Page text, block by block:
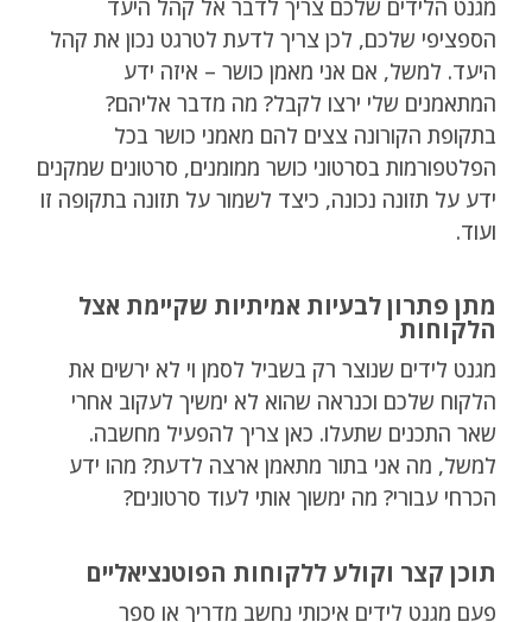
מגנט הלידים שלכם צריך לדבר אל קהל היעד
הספציפי שלכם, לכן צריך לדעת לטרגט נכון את קהל
היעד. למשל, אם אני מאמן כושר – איזה ידע
המתאמנים שלי ירצו לקבל? מה מדבר אליהם?
בתקופת הקורונה צצים להם מאמני כושר בכל
הפלטפורמות בסרטוני כושר ממומנים, סרטונים שמקנים
ידע על תזונה נכונה, כיצד לשמור על תזונה בתקופה זו
ועוד.
מתן פתרון לבעיות אמיתיות שקיימת אצל
הלקוחות
מגנט לידים שנוצר רק בשביל לסמן וי לא ירשים את
הלקוח שלכם וכנראה שהוא לא ימשיך לעקוב אחרי
שאר התכנים שתעלו. כאן צריך להפעיל מחשבה.
למשל, מה אני בתור מתאמן ארצה לדעת? מהו ידע
הכרחי עבורי? מה ימשוך אותי לעוד סרטונים?
תוכן קצר וקולע ללקוחות הפוטנציאליים
פעם מגנט לידים איכותי נחשב מדריך או ספר